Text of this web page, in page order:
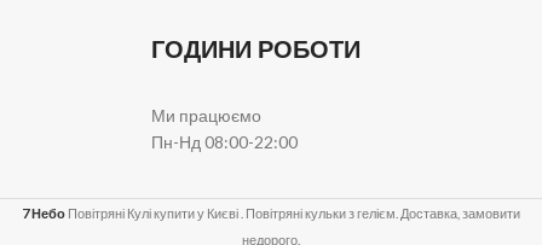
ГОДИНИ РОБОТИ
Ми працюємо
Пн-Нд 08:00-22:00
7 Небо Повітряні Кулі купити у Києві . Повітряні кульки з гелієм. Доставка, замовити
недорого.